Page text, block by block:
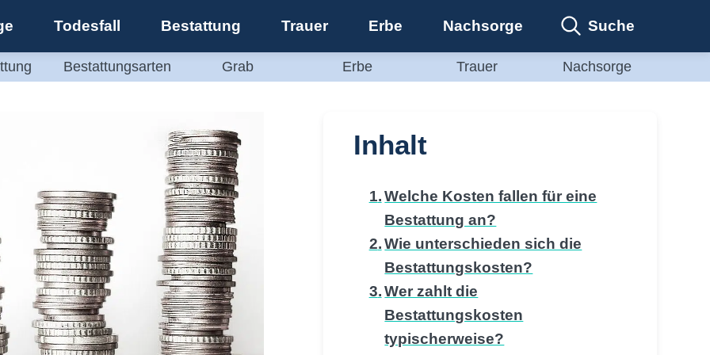
Todesfall Bestattung Trauer Erbe Nachsorge Suche
Bestattungsarten Grab Erbe Trauer Nachsorge
Inhalt
Welche Kosten fallen für eine
Bestattung an?
Wie unterschieden sich die
Bestattungskosten?
Wer zahlt die
Bestattungskosten
typischerweise?